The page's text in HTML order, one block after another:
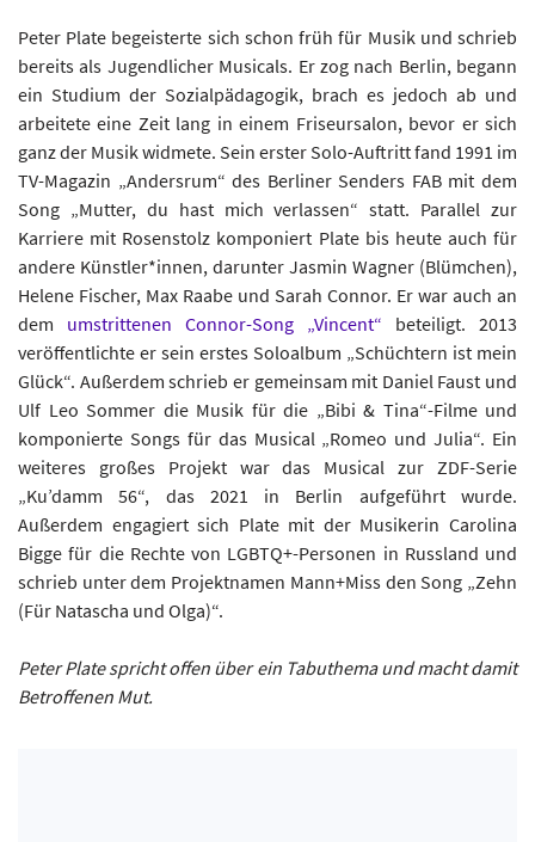
Peter Plate begeisterte sich schon früh für Musik und schrieb
bereits als Jugendlicher Musicals. Er zog nach Berlin, begann
ein Studium der Sozialpädagogik, brach es jedoch ab und
arbeitete eine Zeit lang in einem Friseursalon, bevor er sich
ganz der Musik widmete. Sein erster Solo-Auftritt fand 1991 im
TV-Magazin „Andersrum“ des Berliner Senders FAB mit dem
Song „Mutter, du hast mich verlassen“ statt. Parallel zur
Karriere mit Rosenstolz komponiert Plate bis heute auch für
andere Künstler*innen, darunter Jasmin Wagner (Blümchen),
Helene Fischer, Max Raabe und Sarah Connor. Er war auch an
dem umstrittenen Connor-Song „Vincent“ beteiligt. 2013
veröffentlichte er sein erstes Soloalbum „Schüchtern ist mein
Glück“. Außerdem schrieb er gemeinsam mit Daniel Faust und
Ulf Leo Sommer die Musik für die „Bibi & Tina“-Filme und
komponierte Songs für das Musical „Romeo und Julia“. Ein
weiteres großes Projekt war das Musical zur ZDF-Serie
„Ku’damm 56“, das 2021 in Berlin aufgeführt wurde.
Außerdem engagiert sich Plate mit der Musikerin Carolina
Bigge für die Rechte von LGBTQ+-Personen in Russland und
schrieb unter dem Projektnamen Mann+Miss den Song „Zehn
(Für Natascha und Olga)“.
Peter Plate spricht offen über ein Tabuthema und macht damit
Betroffenen Mut.